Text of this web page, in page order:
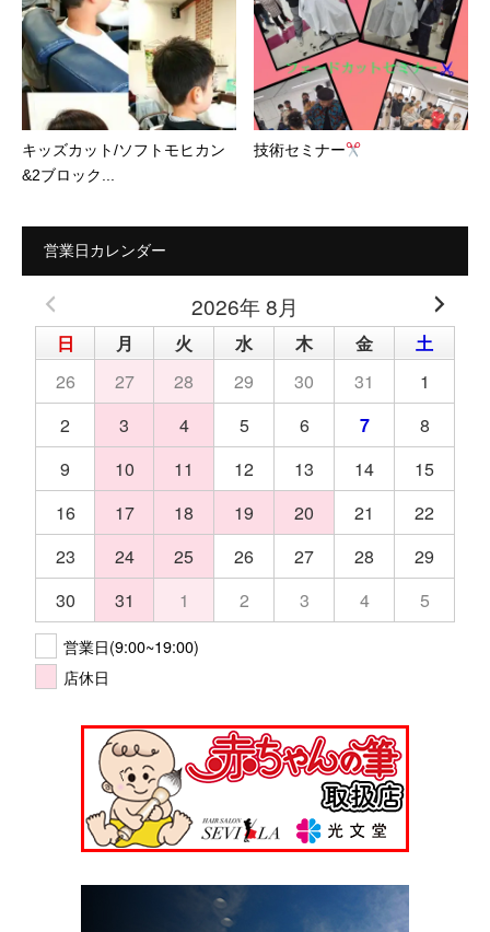
キッズカット/ソフトモヒカン
&2ブロック...
技術セミナー
営業日カレンダー
2026年 8月
日 月 火 水 木 金
土
26
27 28 29 30 31
1
2
3 4 5 6 7
8
9
10 11 12 13 14
15
16
17 18 19 20 21
22
23
24 25 26 27 28
29
30
31 1 2 3 4 5
営業日(9:00~19:00)
店休日